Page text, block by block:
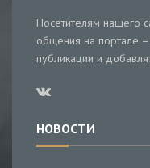
Посетителям нашего
общения на портале
публикации и
НОВОСТИ